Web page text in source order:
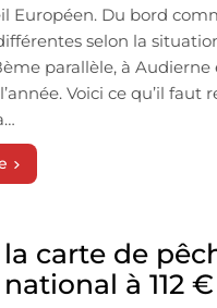
Européen. Du bord
selon la
parallèle, à
Voici ce qu’il
carte de
à 112 €